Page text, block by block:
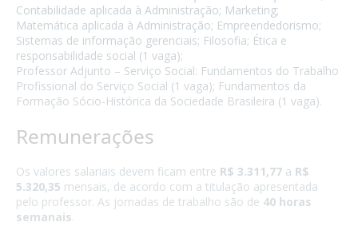
Contabilidade aplicada à Administração; Marketing;
Matemática aplicada à Administração; Empreendedorismo;
Sistemas de informação gerenciais; Filosofia; Ética e
responsabilidade social (1 vaga);
Professor Adjunto – Serviço Social: Fundamentos do Trabalho
Profissional do Serviço Social (1 vaga); Fundamentos da
Formação Sócio-Histórica da Sociedade Brasileira (1 vaga).
Remunerações
Os valores salariais devem ficam entre R$ 3.311,77 a R$
5.320,35 mensais, de acordo com a titulação apresentada
pelo professor. As jornadas de trabalho são de 40 horas
semanais.